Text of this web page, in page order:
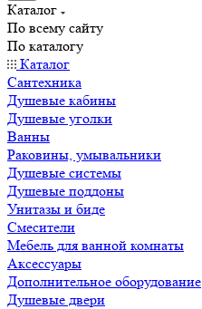
Каталог
По всему сайту
По каталогу
Каталог
Сантехника
Душевые кабины
Душевые уголки
Ванны
Раковины, умывальники
Душевые системы
Душевые поддоны
Унитазы и биде
Смесители
Мебель для ванной комнаты
Аксессуары
Дополнительное оборудование
Душевые двери